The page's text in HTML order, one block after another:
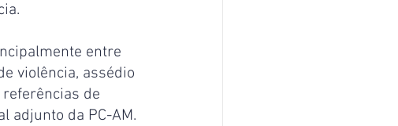
entre
violência, assédio
de
adjunto da PC-AM.